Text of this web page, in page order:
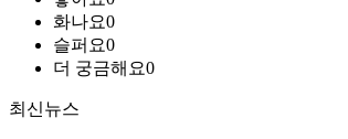
화나요0
슬퍼요0
더 궁금해요0
최신뉴스